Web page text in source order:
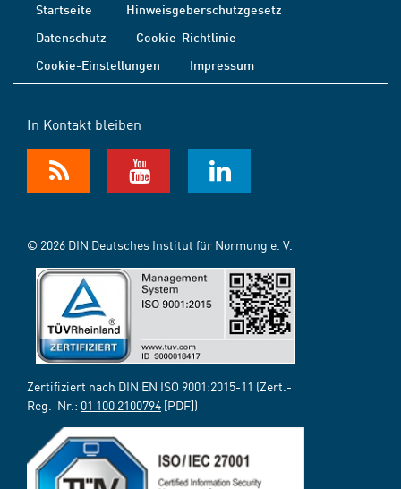
Startseite
Hinweisgeberschutzgesetz
Datenschutz
Cookie-Richtlinie
Cookie-Einstellungen
Impressum
In Kontakt bleiben
© 2026 DIN Deutsches Institut für Normung e. V.
Zertifiziert nach DIN EN ISO 9001:2015-11 (Zert.-
Reg.-Nr.: 01 100 2100794 [PDF])